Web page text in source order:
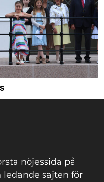
nöjessida på
ledande sajten för